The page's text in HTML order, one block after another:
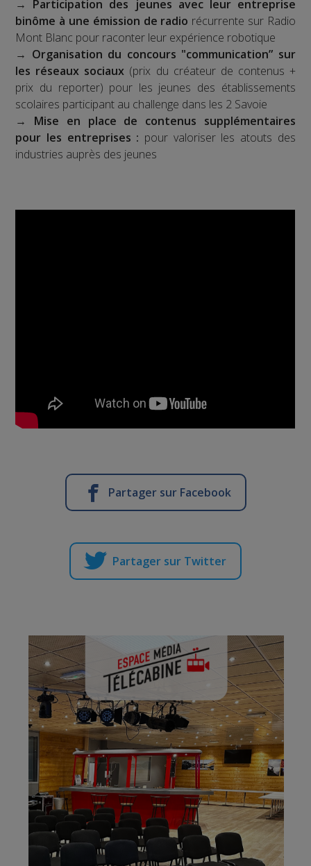
→
Participation des jeunes avec leur entreprise
binôme à une émission de radio récurrente sur Radio
Mont Blanc pour raconter leur expérience robotique
→ Organisation du concours "communication” sur
les réseaux sociaux (prix du créateur de contenus +
prix du reporter) pour les jeunes des établissements
scolaires participant au challenge dans les 2 Savoie
→ Mise en place de contenus supplémentaires
pour les entreprises : pour valoriser les atouts des
industries auprès des jeunes
Partager sur Facebook
Partager sur Twitter